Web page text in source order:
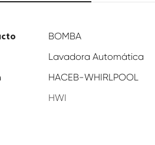
BOMBA
Lavadora Automática
HACEB-WHIRLPOOL
HWI